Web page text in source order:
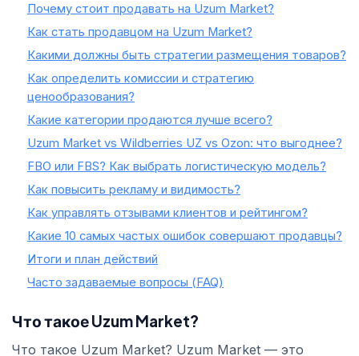
Почему стоит продавать на Uzum Market?
Как стать продавцом на Uzum Market?
Какими должны быть стратегии размещения товаров?
Как определить комиссии и стратегию
ценообразования?
Какие категории продаются лучше всего?
Uzum Market vs Wildberries UZ vs Ozon: что выгоднее?
FBO или FBS? Как выбрать логистическую модель?
Как повысить рекламу и видимость?
Как управлять отзывами клиентов и рейтингом?
Какие 10 самых частых ошибок совершают продавцы?
Итоги и план действий
Часто задаваемые вопросы (FAQ)
Что такое Uzum Market?
Что такое Uzum Market? Uzum Market — это